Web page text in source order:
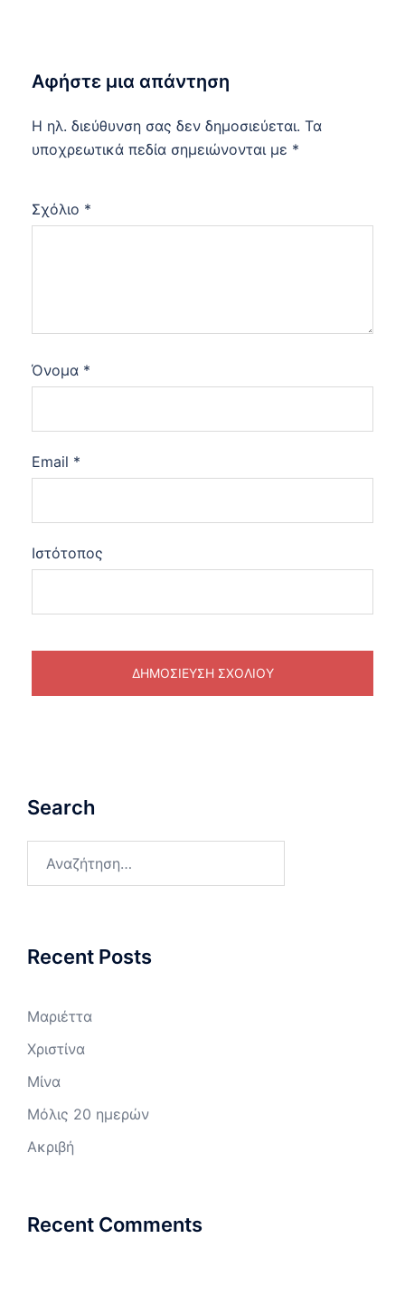
Αφήστε μια απάντηση
Η ηλ. διεύθυνση σας δεν δημοσιεύεται. Τα
υποχρεωτικά πεδία σημειώνονται με *
Σχόλιο *
Όνομα *
Email *
Ιστότοπος
Search
Recent Posts
Μαριέττα
Χριστίνα
Μίνα
Μόλις 20 ημερών
Ακριβή
Recent Comments